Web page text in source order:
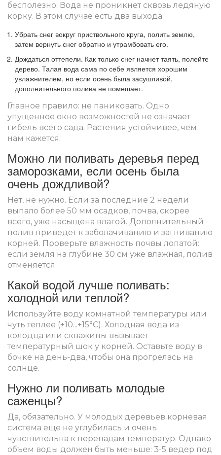
бесполезно. Вода не проникнет сквозь ледяную
корку. В этом случае есть два выхода:
Убрать снег вокруг приствольного круга, полить землю,
затем вернуть снег обратно и утрамбовать его.
Дождаться оттепели. Как только снег начнет таять, полейте
дерево. Талая вода сама по себе является хорошим
увлажнителем, но если осень была засушливой,
дополнительного полива не помешает.
Главное правило: не паниковать. Одно
упущенное окно возможностей не означает
гибель всего сада. Растения устойчивее, чем
нам кажется.
Можно ли поливать деревья перед
заморозками, если осень была
очень дождливой?
Нет, не нужно. Если за последние 2 недели
выпало более 50 мм осадков, почва, скорее
всего, уже насыщена влагой. Дополнительный
полив приведет к заболачиванию и загниванию
корней. Проверьте влажность почвы лопатой:
если земля на глубине 30 см уже влажная, полив
отменяется.
Какой водой лучше поливать:
холодной или теплой?
Используйте воду комнатной температуры или
чуть теплее (+10...+15°C). Холодная вода из
колодца или скважины вызывает
температурный шок у корней. Оставьте воду в
бочке на день-два, чтобы она прогрелась на
солнце.
Нужно ли поливать молодые
саженцы?
Да, обязательно. У молодых деревьев корневая
система еще не углубилась и очень
чувствительна к перепадам температур. Однако
объем воды должен быть меньше: 3-5 ведер под